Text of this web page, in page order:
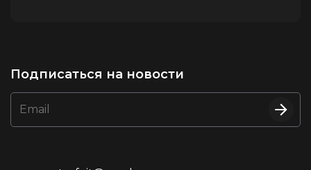
Подписаться на новости
Email